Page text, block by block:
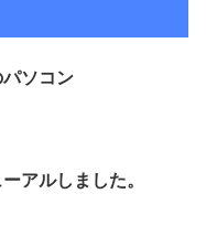
ソコン
アルしました。